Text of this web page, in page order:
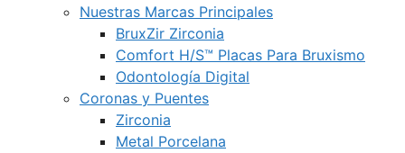
Nuestras Marcas Principales
BruxZir Zirconia
Comfort H/S™ Placas Para Bruxismo
Odontología Digital
Coronas y Puentes
Zirconia
Metal Porcelana